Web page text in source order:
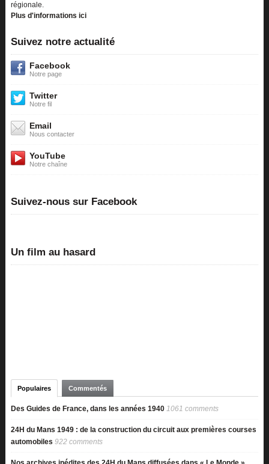
régionale.
Plus d'informations ici
Suivez notre actualité
Facebook
Notre page
Twitter
Notre fil
Email
Nous contacter
YouTube
Notre chaîne
Suivez-nous sur Facebook
Un film au hasard
Populaires Commentés
Des Guides de France, dans les années 1940 1061 comments
24H du Mans 1949 : de la construction du circuit aux premières courses
automobiles 922 comments